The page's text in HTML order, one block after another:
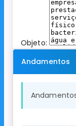
Objeto:
Andamentos